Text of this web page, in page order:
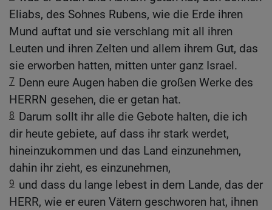
Eliabs, des Sohnes Rubens, wie die Erde ihren
Mund auftat und sie verschlang mit all ihren
Leuten und ihren Zelten und allem ihrem Gut, das
sie erworben hatten, mitten unter ganz Israel.
7 Denn eure Augen haben die großen Werke des
HERRN gesehen, die er getan hat.
8 Darum sollt ihr alle die Gebote halten, die ich
dir heute gebiete, auf dass ihr stark werdet,
hineinzukommen und das Land einzunehmen,
dahin ihr zieht, es einzunehmen,
9 und dass du lange lebest in dem Lande, das der
HERR, wie er euren Vätern geschworen hat, ihnen